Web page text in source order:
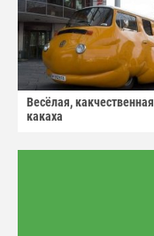
Весёлая, какчественная
какаха